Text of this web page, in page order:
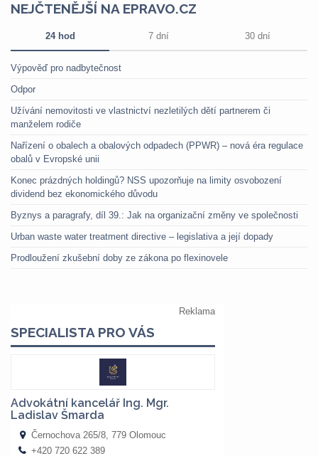
NEJČTENĚJŠÍ NA EPRAVO.CZ
24 hod 7 dní 30 dní
Výpověď pro nadbytečnost
Odpor
Užívání nemovitosti ve vlastnictví nezletilých dětí partnerem či
manželem rodiče
Nařízení o obalech a obalových odpadech (PPWR) – nová éra regulace
obalů v Evropské unii
Konec prázdných holdingů? NSS upozorňuje na limity osvobození
dividend bez ekonomického důvodu
Byznys a paragrafy, díl 39.: Jak na organizační změny ve společnosti
Urban waste water treatment directive – legislativa a její dopady
Prodloužení zkušební doby ze zákona po flexinovele